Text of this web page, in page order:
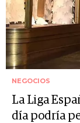
NEGOCIOS
La Liga
día podría